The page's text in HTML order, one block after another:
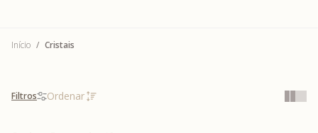
Início Cristais
Filtros